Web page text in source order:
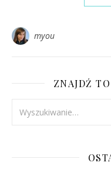
myou
ZNAJDŹ